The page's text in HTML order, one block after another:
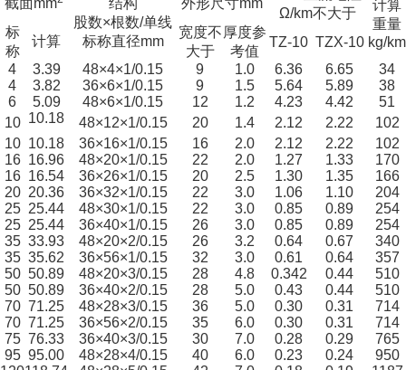
截面mm
结构
股数×根数/单线
标称直径mm
外形尺寸mm
Ω/km不大于
计算
重量
kg/km
标
称
计算
宽度不
大于
厚度参
考值
TZ-10 TZX-10
4
3.39 48×4×1/0.15 9 1.0 6.36 6.65
34
4
3.82 36×6×1/0.15 9 1.5 5.64 5.89
38
6
5.09 48×6×1/0.15 12 1.2 4.23 4.42
51
10 10.18 48×12×1/0.15 20 1.4 2.12 2.22
102
10 10.18 36×16×1/0.15 16 2.0 2.12 2.22
102
16 16.96 48×20×1/0.15 22 2.0 1.27 1.33
170
16 16.54 36×26×1/0.15 20 2.5 1.30 1.35
166
20 20.36 36×32×1/0.15 22 3.0 1.06 1.10
204
25 25.44 48×30×1/0.15 22 3.0 0.85 0.89
254
25 25.44 36×40×1/0.15 26 3.0 0.85 0.89
254
35 33.93 48×20×2/0.15 26 3.2 0.64 0.67
340
35 35.62 36×56×1/0.15 32 3.0 0.61 0.64
357
50 50.89 48×20×3/0.15 28 4.8 0.342 0.44
510
50 50.89 36×40×2/0.15 28 5.0 0.43 0.44
510
70 71.25 48×28×3/0.15 36 5.0 0.30 0.31
714
70 71.25 36×56×2/0.15 35 6.0 0.30 0.31
714
75 76.33 36×40×3/0.15 30 7.0 0.28 0.29
765
95 95.00 48×28×4/0.15 40 6.0 0.23 0.24
950